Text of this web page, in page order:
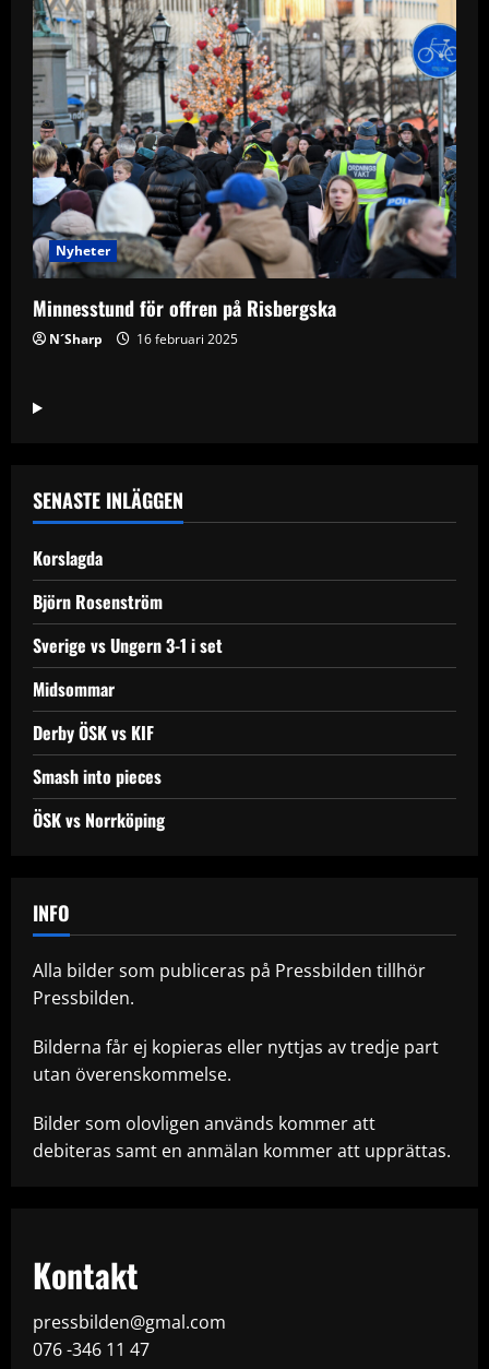
Nyheter
Minnesstund för offren på Risbergska
N´Sharp 16 februari 2025
SENASTE INLÄGGEN
Korslagda
Björn Rosenström
Sverige vs Ungern 3-1 i set
Midsommar
Derby ÖSK vs KIF
Smash into pieces
ÖSK vs Norrköping
INFO
Alla bilder som publiceras på Pressbilden tillhör
Pressbilden.
Bilderna får ej kopieras eller nyttjas av tredje part
utan överenskommelse.
Bilder som olovligen används kommer att
debiteras samt en anmälan kommer att upprättas.
Kontakt
pressbilden@gmal.com
076 -346 11 47